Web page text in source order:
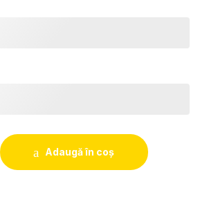
Decembrie" quantity
Adaugă în coș